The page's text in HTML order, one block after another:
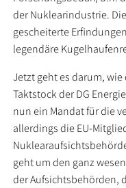
der Nuklearindustrie.
gescheiterte
legendäre
Jetzt geht es darum, wie
Taktstock der DG
nun ein Mandat für die
allerdings die EU-
geht um den ganz
der Aufsichtsbehörden,